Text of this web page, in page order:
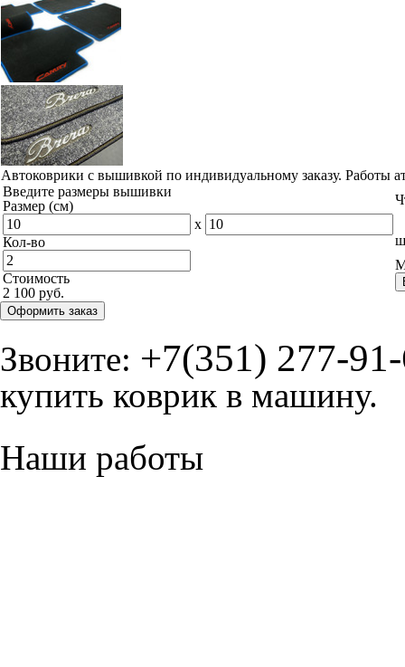
Автоковрики с вышивкой по индивидуальному заказу. Работы
Введите размеры вышивки
Размер (см)
x
Кол-во
Стоимость
2 100 руб.
Оформить заказ
Звоните: +7(351) 277-
купить коврик в машину.
Наши работы